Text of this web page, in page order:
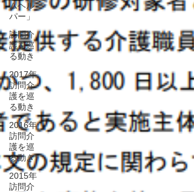
ムヘル
パー」
訪問介
護を巡
る動き
2017年
訪問介
護を巡
る動き
2016年
訪問介
護を巡
る動き
2015年
訪問介